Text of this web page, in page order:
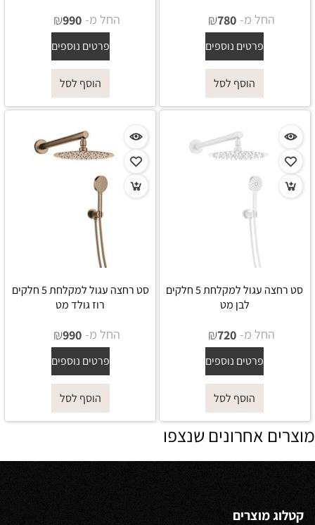
החל מ- ₪780
פרטים נוספים
הוסף לסל
החל מ- ₪990
פרטים נוספים
הוסף לסל
סט רחצה עגול למקלחת 5 חלקים
לבן מט
החל מ- ₪720
פרטים נוספים
הוסף לסל
סט רחצה עגול למקלחת 5 חלקים
רוז גולד מט
החל מ- ₪990
פרטים נוספים
הוסף לסל
מוצרים אחרונים שנצפו
קטלוג מוצרים